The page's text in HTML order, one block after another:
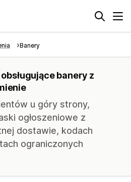
Banery
banery z
u góry strony,
ogłoszeniowe z
dostawie, kodach
ograniczonych